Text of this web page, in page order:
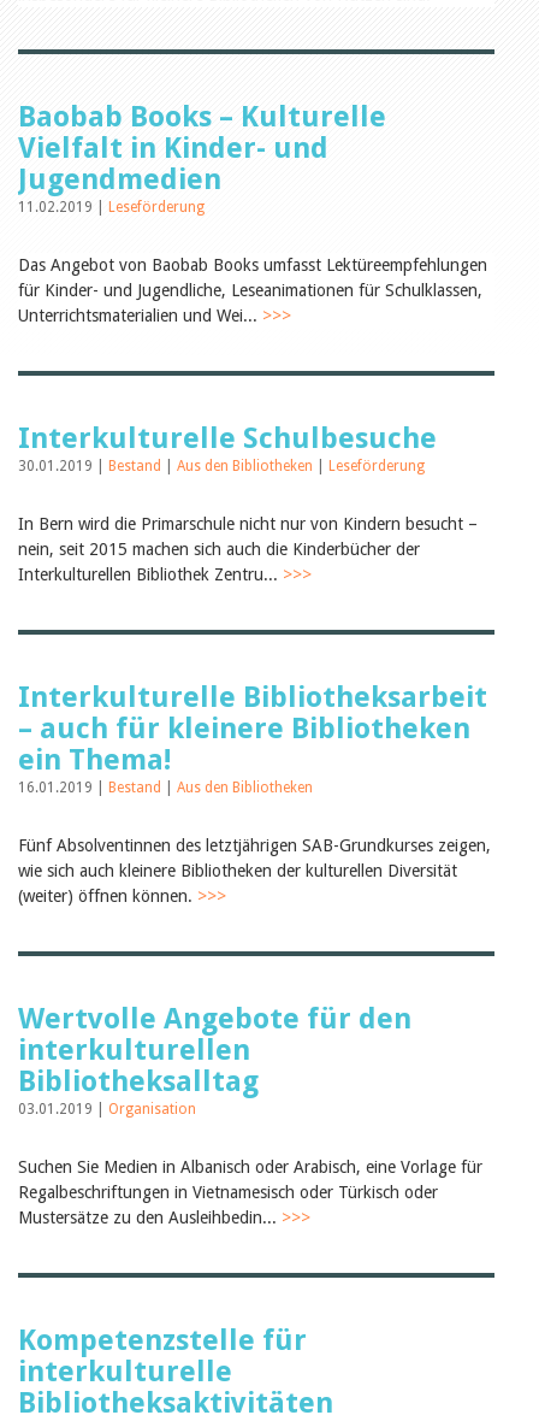
Aus aller Welt
Tags
Aus- und Weiterbildung
Veranstaltungen
Kinder- und Jugendmedien
Zielpublikum Kinder und
Jugendliche
Einmalige Beiträge
Kantonale
Schweizer Literatur
Alle Tags
Julie Greub
Birgit Libiszewski
Ursula Strahm
Felicitas Isler
Andrea Grichting
Therese von Weissenfluh
Nicole Rothen
Manuela Nyffeler-Lanker
Archiv
Juli 2026
Juni 2026
Juli 2025
Juni 2025
März 2025
Februar 2025
2024
2021
2020
2019
2014
2013
2012
Baobab Books – Kulturelle
Vielfalt in Kinder- und
Jugendmedien
11.02.2019 | Leseförderung
Das Angebot von Baobab Books umfasst Lektüreempfehlungen
für Kinder- und Jugendliche, Leseanimationen für Schulklassen,
Unterrichtsmaterialien und Wei... >>>
Interkulturelle Schulbesuche
30.01.2019 | Bestand Aus den Bibliotheken Leseförderung
In Bern wird die Primarschule nicht nur von Kindern besucht –
nein, seit 2015 machen sich auch die Kinderbücher der
Interkulturellen Bibliothek Zentru... >>>
Interkulturelle Bibliotheksarbeit
– auch für kleinere Bibliotheken
ein Thema!
16.01.2019 | Bestand Aus den Bibliotheken
Fünf Absolventinnen des letztjährigen SAB-Grundkurses zeigen,
wie sich auch kleinere Bibliotheken der kulturellen Diversität
(weiter) öffnen können. >>>
Wertvolle Angebote für den
interkulturellen
Bibliotheksalltag
03.01.2019 | Organisation
Suchen Sie Medien in Albanisch oder Arabisch, eine Vorlage für
Regalbeschriftungen in Vietnamesisch oder Türkisch oder
Mustersätze zu den Ausleihbedin... >>>
Kompetenzstelle für
interkulturelle
Bibliotheksaktivitäten